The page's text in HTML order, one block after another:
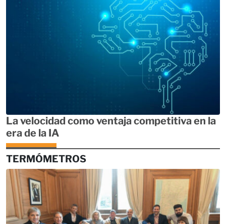
La velocidad como ventaja competitiva en la
era de la IA
TERMÓMETROS